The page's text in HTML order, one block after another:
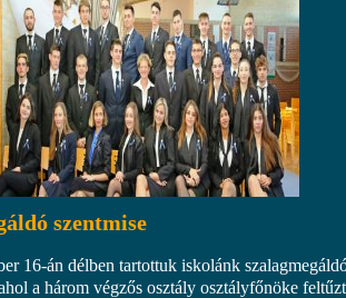
szentmise
16-án délben tartottuk iskolánk
a három végzős osztály osztályfőnöke